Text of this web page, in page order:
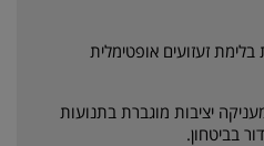
זעזועים אופטימלית
יציבות מוגברת בתנועות
בביטחון.